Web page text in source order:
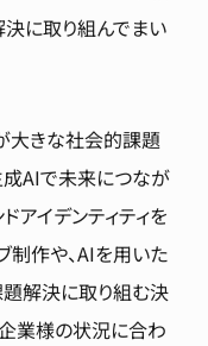
に取り組んでまい
大きな社会的課題
成AIで未来につなが
アイデンティティを
制作や、AIを用いた
解決に取り組む決
企業様の状況に合わ